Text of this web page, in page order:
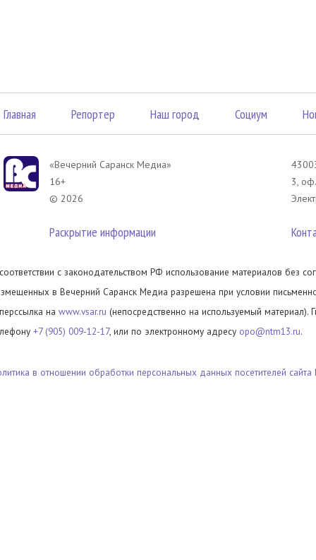
Главная Репортер Наш город Социум
«Вечерний Саранск Mедиа»
16+
© 2026
Раскрытие информации
3,
с законодательством РФ использование материалов без
в Вечерний Саранск Медиа разрешена при условии
на www.vsar.ru (непосредственно на используемый материал).
+7 (905) 009-12-17, или по электронному адресу opo@ntm13.ru.
в отношении обработки персональных данных посетителей